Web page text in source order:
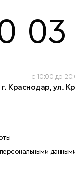
03
c 10:00 до
г. Краснодар, ул.